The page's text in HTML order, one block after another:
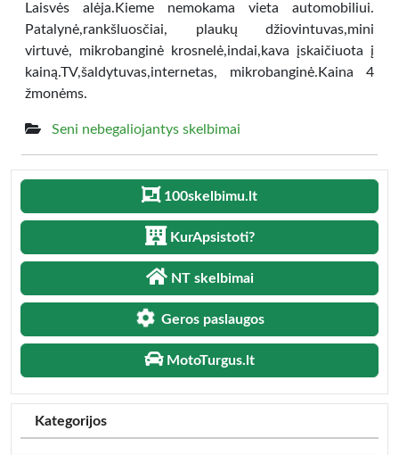
Laisvės alėja.Kieme nemokama vieta automobiliui.
Patalynė,rankšluosčiai, plaukų džiovintuvas,mini
virtuvė, mikrobanginė krosnelė,indai,kava įskaičiuota į
kainą.TV,šaldytuvas,internetas, mikrobanginė.Kaina 4
žmonėms.
Seni nebegaliojantys skelbimai
100skelbimu.lt
KurApsistoti?
NT skelbimai
Geros paslaugos
MotoTurgus.lt
Kategorijos